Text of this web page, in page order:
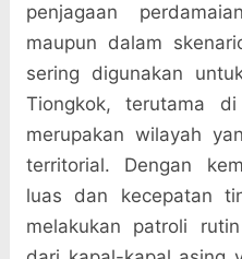
penjagaan
maupun dalam
sering digunakan
Tiongkok, terutama
merupakan wilayah
territorial. Dengan
luas dan kecepatan
melakukan patroli